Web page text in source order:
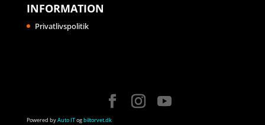
INFORMATION
Privatlivspolitik
Powered byAuto ITogbiltorvet.dk